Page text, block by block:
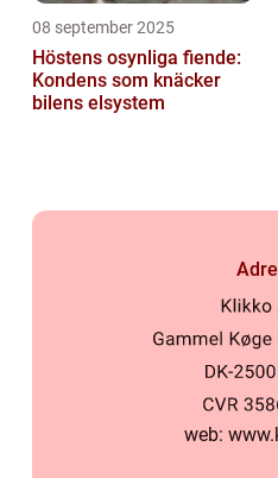
08 september 2025
Höstens osynliga fiende:
Kondens som knäcker
bilens elsystem
web: